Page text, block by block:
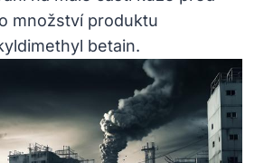
množství produktu
betain.